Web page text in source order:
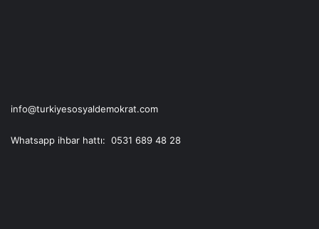
info@turkiyesosyaldemokrat.com
Whatsapp ihbar hattı: 0531 689 48 28